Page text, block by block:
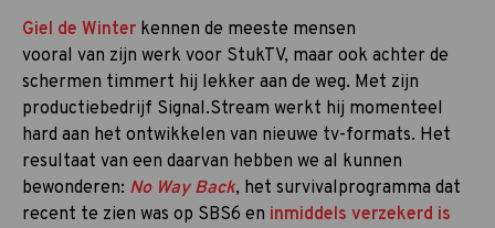
Giel de Winter kennen de meeste mensen
vooral van zijn werk voor StukTV, maar ook achter de
schermen timmert hij lekker aan de weg. Met zijn
productiebedrijf Signal.Stream werkt hij momenteel
hard aan het ontwikkelen van nieuwe tv-formats. Het
resultaat van een daarvan hebben we al kunnen
bewonderen: No Way Back, het survivalprogramma dat
recent te zien was op SBS6 en inmiddels verzekerd is